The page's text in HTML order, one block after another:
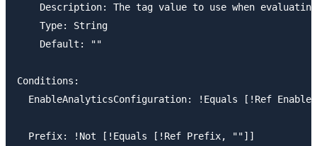
Description: The tag value to use when
    Type: String
    Default: ""
Conditions:
EnableAnalyticsConfiguration: !Equals [!Ref
  Prefix: !Not [!Equals [!Ref Prefix, ""]]